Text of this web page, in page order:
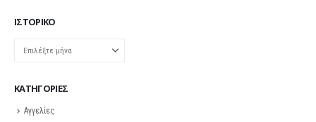
ΙΣΤΟΡΙΚΌ
Ιστορικό
KΑΤΗΓΟΡΊΕΣ
Αγγελίες